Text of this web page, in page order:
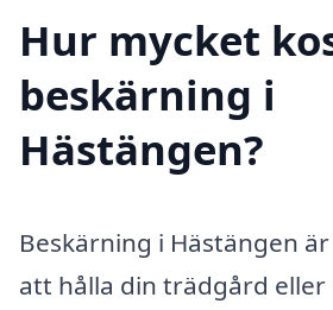
Hur mycket
beskärning i
Hästängen?
Beskärning i Hästängen
att hålla din trädgård